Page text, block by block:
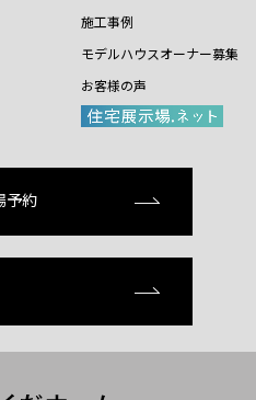
施工事例
モデルハウスオーナー募集
お客様の声
予約